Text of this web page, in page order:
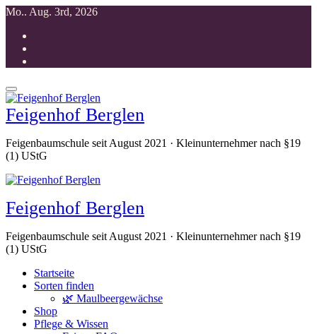
Zum
springen
Mo.. Aug. 3rd, 2026
Feigenhof Berglen
Feigenbaumschule seit August 2021 · Kleinunternehmer nach §19
(1) UStG
Feigenhof Berglen
Feigenbaumschule seit August 2021 · Kleinunternehmer nach §19
(1) UStG
Startseite
Sorten finden
🌿 Maulbeergewächse
Shop
Pflege & Wissen